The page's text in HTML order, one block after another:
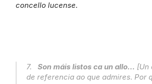
concello lucense.
7. Son máis listos ca un allo... [Un
de referencia ao que admires. Por